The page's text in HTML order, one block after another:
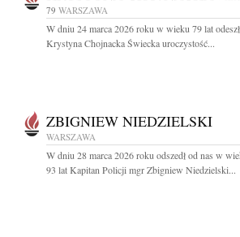
79 WARSZAWA
W dniu 24 marca 2026 roku w wieku 79 lat
Krystyna Chojnacka Świecka uroczystość...
ZBIGNIEW NIEDZIELSKI
WARSZAWA
W dniu 28 marca 2026 roku odszedł od nas w
93 lat Kapitan Policji mgr Zbigniew Niedzielski...